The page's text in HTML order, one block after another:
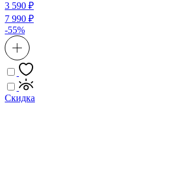
3 590 ₽
7 990 ₽
-55%
Скидка